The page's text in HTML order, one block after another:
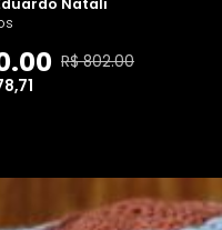
Natali
R$ 802.00